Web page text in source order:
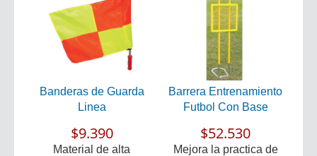
Banderas de Guarda
Linea
$9.390
Material de alta
Barrera Entrenamiento
Futbol Con Base
$52.530
Mejora la practica de